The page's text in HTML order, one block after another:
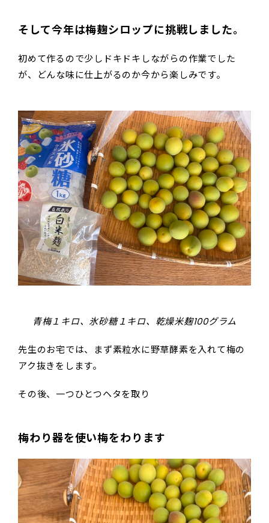
そして今年は梅麹シロップに挑戦しました。
初めて作るので少しドキドキしながらの作業でした
が、どんな味に仕上がるのか今から楽しみです。
青梅１キロ、氷砂糖１キロ、乾燥米麹100グラム
先生のお宅では、まず素粒水に野草酵素を入れて梅の
アク抜きをします。
その後、一つひとつヘタを取り
梅わり器を使い梅をわります